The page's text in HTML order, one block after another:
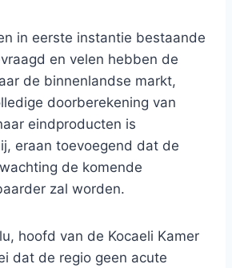
in eerste instantie bestaande
en velen hebben de
de binnenlandse markt,
doorberekening van
eindproducten is
eraan toevoegend dat de
de komende
zal worden.
hoofd van de Kocaeli Kamer
dat de regio geen acute